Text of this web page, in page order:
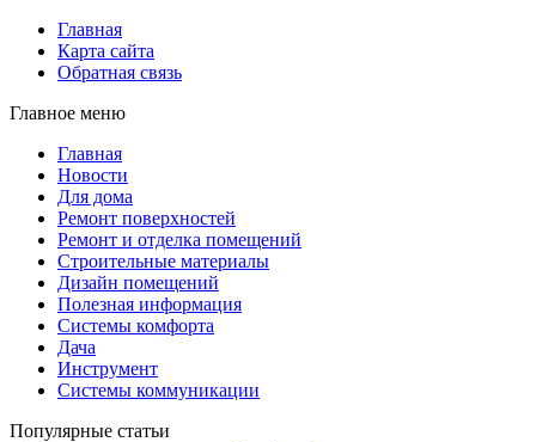
Главная
Карта сайта
Обратная связь
Главное меню
Главная
Новости
Для дома
Ремонт поверхностей
Ремонт и отделка помещений
Строительные материалы
Дизайн помещений
Полезная информация
Системы комфорта
Дача
Инструмент
Системы коммуникации
Популярные статьи